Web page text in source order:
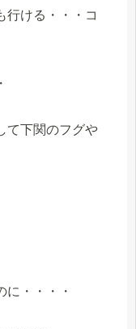
行ける・・・コ
て下関のフグや
に・・・・